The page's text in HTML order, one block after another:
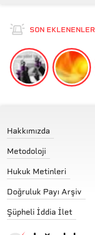
SON EKLENENLER
Hakkımızda
Metodoloji
Hukuk Metinleri
Doğruluk Payı Arşiv
Şüpheli İddia İlet